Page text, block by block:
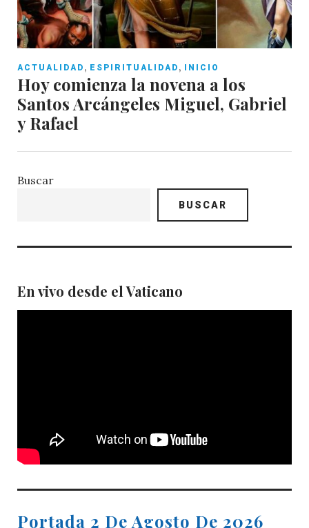
ACTUALIDAD , ESPIRITUALIDAD , INICIO
Hoy comienza la novena a los
Santos Arcángeles Miguel, Gabriel
y Rafael
Buscar
BUSCAR
En vivo desde el Vaticano
Portada 2 De Agosto De 2026